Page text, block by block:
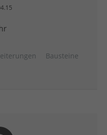
Bausteine